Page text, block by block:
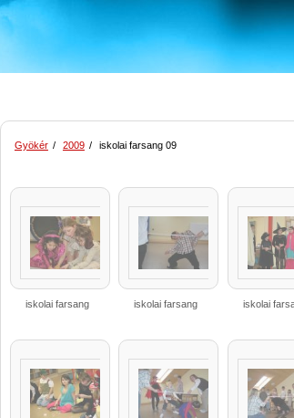
Gyökér / 2009 / iskolai farsang 09
iskolai farsang iskolai farsang iskolai